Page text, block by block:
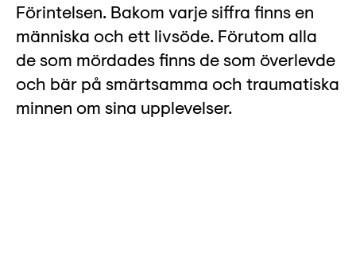
Förintelsen. Bakom varje siffra finns en
människa och ett livsöde. Förutom alla
de som mördades finns de som överlevde
och bär på smärtsamma och traumatiska
minnen om sina upplevelser.